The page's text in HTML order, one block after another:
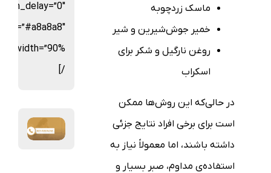
ماسک زردچوبه
خمیر جوش‌شیرین و شیر
روغن نارگیل و شکر برای
اسکراب
در حالی‌که این روش‌ها ممکن
است برای برخی افراد نتایج جزئی
داشته باشند، اما معمولاً نیاز به
استفاده‌ی مداوم، صبر بسیار و
/]